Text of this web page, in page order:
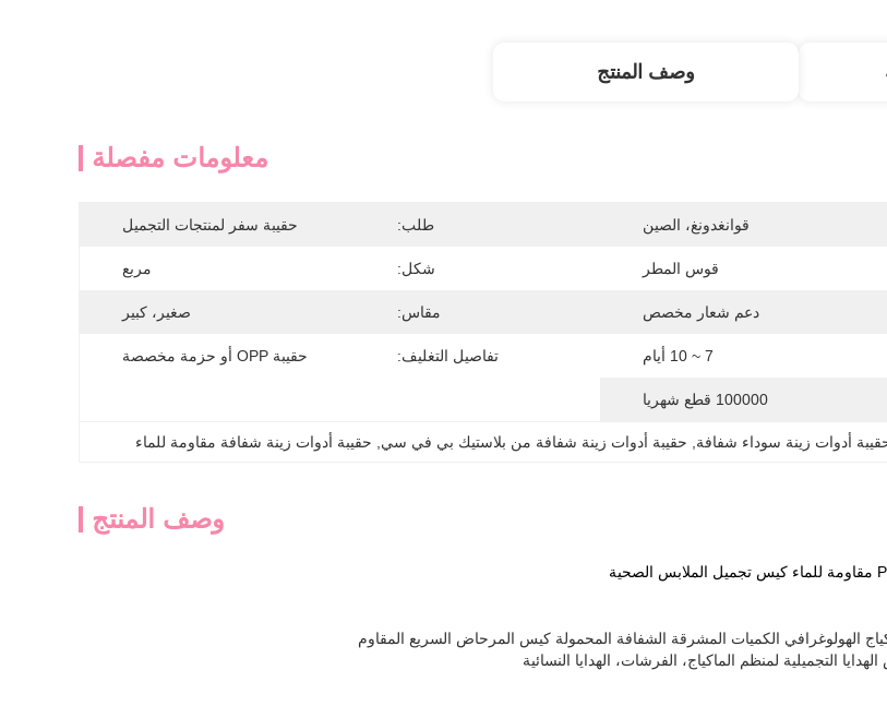
وصف المنتج
معلومات مفصلة
قوانغدونغ، الصين طلب: حقيبة سفر لمنتجات التجميل
قوس المطر شكل: مربع
دعم شعار مخصص مقاس: صغير، كبير
7 ~ 10 أيام تفاصيل التغليف: حقيبة OPP أو حزمة مخصصة
100000 قطع شهريا
أدوات زينة سوداء شفافة حقيبة أدوات زينة شفافة من بلاستيك بي في سي حقيبة أدوات زينة شفافة مقاومة للماء
وصف المنتج
الهولوغرافي الكميات المشرقة الشفافة المحمولة كيس المرحاض السريع المقاوم
التجميلية لمنظم الماكياج، الفرشات، الهدايا النسائية